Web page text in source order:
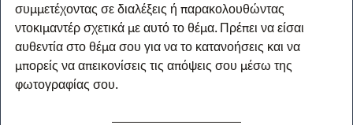
συμμετέχοντας σε διαλέξεις ή παρακολουθώντας
ντοκιμαντέρ σχετικά με αυτό το θέμα. Πρέπει να είσαι
αυθεντία στο θέμα σου για να το κατανοήσεις και να
μπορείς να απεικονίσεις τις απόψεις σου μέσω της
φωτογραφίας σου.